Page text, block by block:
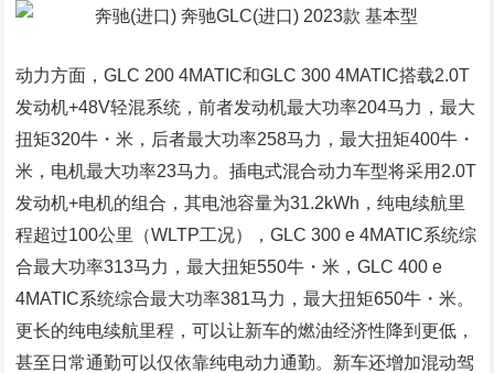
动力方面，GLC 200 4MATIC和GLC 300 4MATIC搭载2.0T
发动机+48V轻混系统，前者发动机最大功率204马力，最大
扭矩320牛・米，后者最大功率258马力，最大扭矩400牛・
米，电机最大功率23马力。插电式混合动力车型将采用2.0T
发动机+电机的组合，其电池容量为31.2kWh，纯电续航里
程超过100公里（WLTP工况），GLC 300 e 4MATIC系统综
合最大功率313马力，最大扭矩550牛・米，GLC 400 e
4MATIC系统综合最大功率381马力，最大扭矩650牛・米。
更长的纯电续航里程，可以让新车的燃油经济性降到更低，
甚至日常通勤可以仅依靠纯电动力通勤。新车还增加混动驾